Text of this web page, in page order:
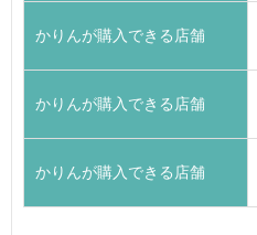
かりんが購入できる店舗
かりんが購入できる店舗
かりんが購入できる店舗